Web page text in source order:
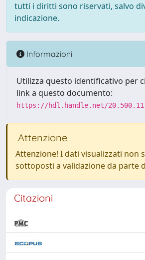
tutti i diritti sono riservati, salvo
indicazione.
Informazioni
Utilizza questo identificativo per
link a questo documento:
https://hdl.handle.net/
Attenzione
Attenzione! I dati visualizzati non
sottoposti a validazione da parte
Citazioni